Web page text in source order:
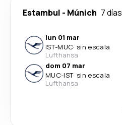
Estambul - Múnich 7 días
lun 01 mar
IST-MUC· sin escala
Lufthansa
dom 07 mar
MUC-IST· sin escala
Lufthansa